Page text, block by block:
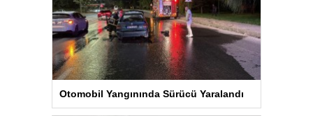
Otomobil Yangınında Sürücü Yaralandı